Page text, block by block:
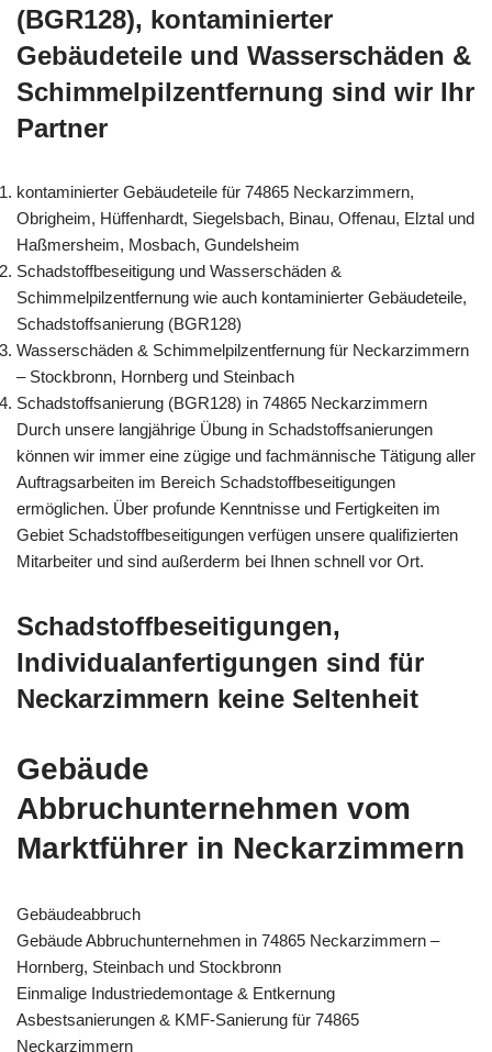
(BGR128), kontaminierter
Gebäudeteile und Wasserschäden &
Schimmelpilzentfernung sind wir Ihr
Partner
kontaminierter Gebäudeteile für 74865 Neckarzimmern,
Obrigheim, Hüffenhardt, Siegelsbach, Binau, Offenau, Elztal und
Haßmersheim, Mosbach, Gundelsheim
Schadstoffbeseitigung und Wasserschäden &
Schimmelpilzentfernung wie auch kontaminierter Gebäudeteile,
Schadstoffsanierung (BGR128)
Wasserschäden & Schimmelpilzentfernung für Neckarzimmern
– Stockbronn, Hornberg und Steinbach
Schadstoffsanierung (BGR128) in 74865 Neckarzimmern
Durch unsere langjährige Übung in Schadstoffsanierungen
können wir immer eine zügige und fachmännische Tätigung aller
Auftragsarbeiten im Bereich Schadstoffbeseitigungen
ermöglichen. Über profunde Kenntnisse und Fertigkeiten im
Gebiet Schadstoffbeseitigungen verfügen unsere qualifizierten
Mitarbeiter und sind außerderm bei Ihnen schnell vor Ort.
Schadstoffbeseitigungen,
Individualanfertigungen sind für
Neckarzimmern keine Seltenheit
Gebäude
Abbruchunternehmen vom
Marktführer in Neckarzimmern
Gebäudeabbruch
Gebäude Abbruchunternehmen in 74865 Neckarzimmern –
Hornberg, Steinbach und Stockbronn
Einmalige Industriedemontage & Entkernung
Asbestsanierungen & KMF-Sanierung für 74865
Neckarzimmern